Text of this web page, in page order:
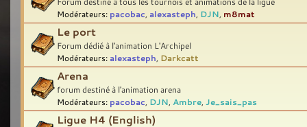
Modérateurs: pacobac alexasteph DJN m8mat
Le port
Forum dédié à l'animation L'Archipel
Modérateurs:alexasteph Darkcatt
Arena
forum destiné à l'animation arena
Modérateurs: pacobac DJN Ambre Je_sais_pas
Ligue H4 (English)